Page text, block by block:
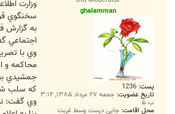
ghalamman
پست: 1236
تاریخ عضویت: جمعه ۲۷ مرداد ۱۳۸۵, ۳:۱۲
ب.ظ
محل اقامت: جايي درست وسط غربت
ت
وزارت
سخنگوي
به گزارش
اجتماعي
وي با
محاكمه و
جمشيدي
كه سلب
وي گفت: نيروي